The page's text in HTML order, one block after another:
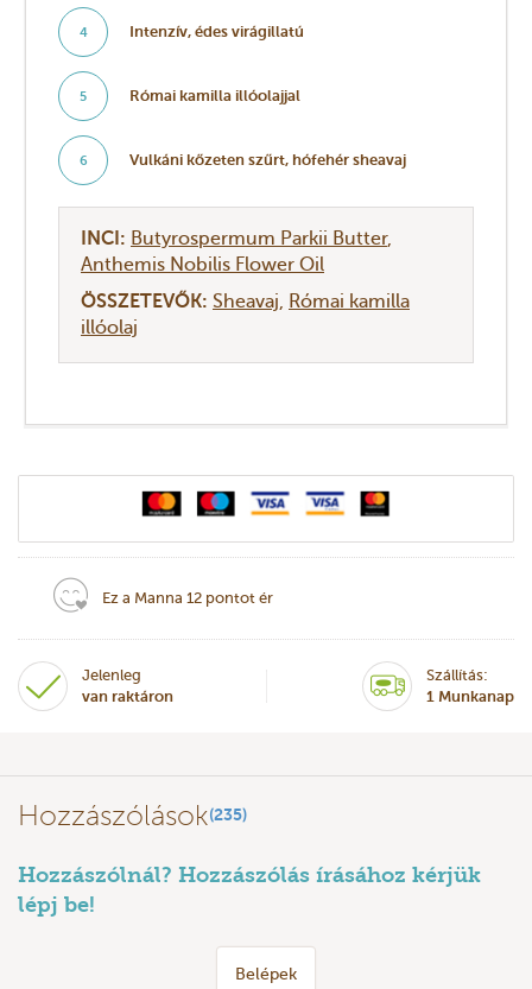
4 Intenzív, édes virágillatú
5 Római kamilla illóolajjal
6 Vulkáni kőzeten szűrt, hófehér sheavaj
INCI: Butyrospermum Parkii Butter
Anthemis Nobilis Flower Oil
ÖSSZETEVŐK: Sheavaj Római kamilla
illóolaj
Ez a Manna 12 pontot ér
Jelenleg
van raktáron
Szállítás:
1 Munkanap
Hozzászólások(235)
Hozzászólnál? Hozzászólás írásához kérjük
lépj be!
Belépek